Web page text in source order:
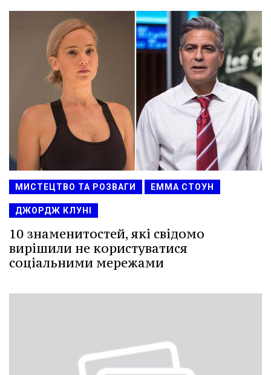
МИСТЕЦТВО ТА РОЗВАГИ ЕММА СТОУН
ДЖОРДЖ КЛУНІ
10 знаменитостей, які свідомо
вирішили не користуватися
соціальними мережами